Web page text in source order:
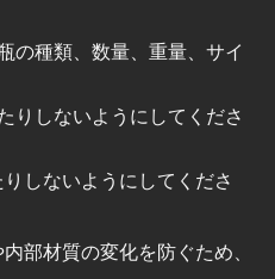
の種類、数量、重量、サイ
りしないようにしてくださ
しないようにしてくださ
部材質の変化を防ぐため、